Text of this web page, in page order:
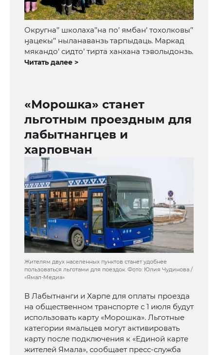
Округна’’ школаха’’на по’ ямбан’ тохолковы’’
ӈацекы’’ ныланаванзь тарпыдаць. Маркад
мякандо’ сидто’ тирта ханхана тэволыдонзь.
Читать далее >
«Морошка» станет
льготным проездным для
лабытнангцев и
харповчан
Жителям двух населенных пунктов станет удобнее
пользоваться льготами для поездок. Фото: Юлия Чудинова /
«Ямал-Медиа»
В Лабытнанги и Харпе для оплаты проезда
на общественном транспорте с 1 июля будут
использовать карту «Морошка». Льготные
категории ямальцев могут активировать
карту после подключения к «Единой карте
жителей Ямала», сообщает пресс-служба